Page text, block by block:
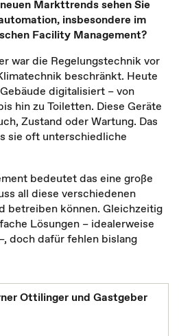
Markttrends sehen Sie
insbesondere im
Facility Management?
war die Regelungstechnik vor
beschränkt. Heute
digitalisiert – von
hin zu Toiletten. Diese Geräte
Zustand oder Wartung. Das
sie oft unterschiedliche
bedeutet das eine große
all diese verschiedenen
betreiben können. Gleichzeitig
Lösungen – idealerweise
doch dafür fehlen bislang
Ottilinger und Gastgeber